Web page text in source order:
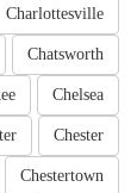
Charlottesville
Chatsworth
Chelsea
Chester
Chestertown